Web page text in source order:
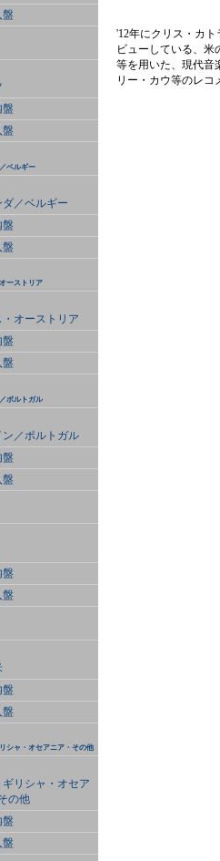
ベルギー
ダ／ベルギー
ーストリア
・オーストリア
ポルトガル
ン／ポルトガル
シャ・オセアニア・その他
ギリシャ・オセア
の他
'12年にクリス・カト
ビューしている、米
等を用いた、現代音
リー・カウ等のレコ